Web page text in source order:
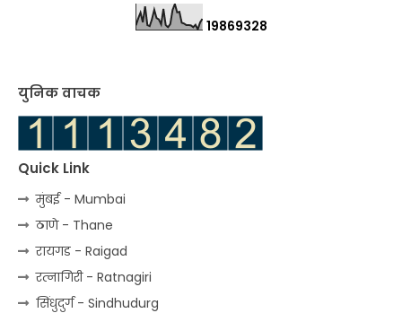
19869328
युनिक वाचक
Quick Link
मुंबई - Mumbai
ठाणे - Thane
रायगड - Raigad
रत्‍नागिरी - Ratnagiri
सिंधुदुर्ग - Sindhudurg